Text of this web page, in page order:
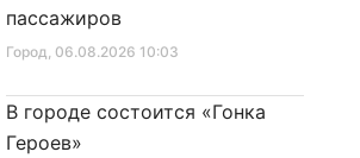
Санкт‑Петербурга»
Город, 06.08.2026 10:03
пассажиров
В городе состоится «Гонка
Героев»